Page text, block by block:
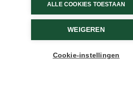
ALLE COOKIES TOESTAAN
WEIGEREN
Cookie-instellingen